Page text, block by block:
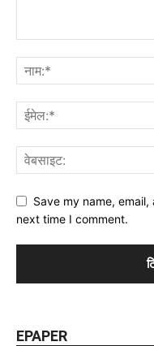
Save my name,
next time I comment.
EPAPER